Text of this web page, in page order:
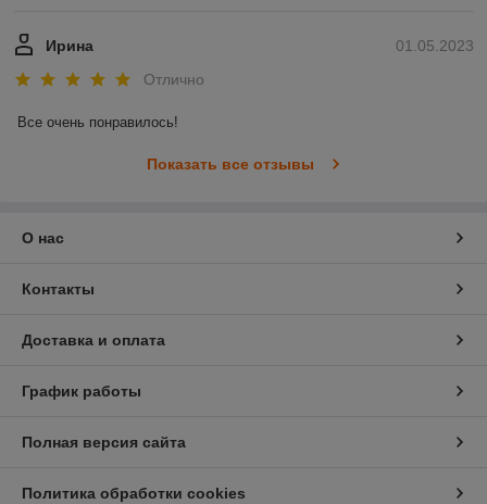
01.05.2023
Ирина
Отлично
Все очень понравилось!
Показать все отзывы
О нас
Контакты
Доставка и оплата
График работы
Полная версия сайта
Политика обработки cookies